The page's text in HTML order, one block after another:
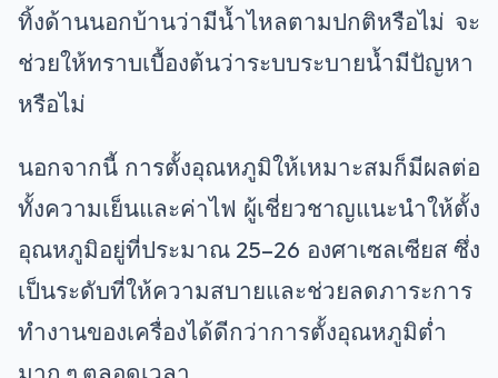
ทิ้งด้านนอกบ้านว่ามีน้ำไหลตามปกติหรือไม่ จะ
ช่วยให้ทราบเบื้องต้นว่าระบบระบายน้ำมีปัญหา
หรือไม่
นอกจากนี้ การตั้งอุณหภูมิให้เหมาะสมก็มีผลต่อ
ทั้งความเย็นและค่าไฟ ผู้เชี่ยวชาญแนะนำให้ตั้ง
อุณหภูมิอยู่ที่ประมาณ 25–26 องศาเซลเซียส ซึ่ง
เป็นระดับที่ให้ความสบายและช่วยลดภาระการ
ทำงานของเครื่องได้ดีกว่าการตั้งอุณหภูมิต่ำ